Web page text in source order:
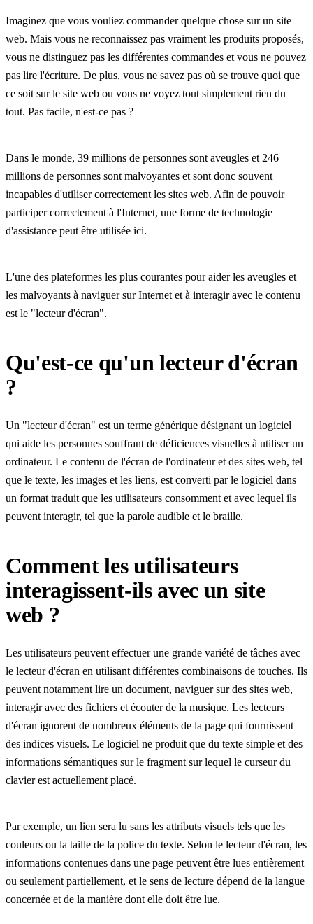
Imaginez que vous vouliez commander quelque chose sur un site
web. Mais vous ne reconnaissez pas vraiment les produits proposés,
vous ne distinguez pas les différentes commandes et vous ne pouvez
pas lire l'écriture. De plus, vous ne savez pas où se trouve quoi que
ce soit sur le site web ou vous ne voyez tout simplement rien du
tout. Pas facile, n'est-ce pas ?
Dans le monde, 39 millions de personnes sont aveugles et 246
millions de personnes sont malvoyantes et sont donc souvent
incapables d'utiliser correctement les sites web. Afin de pouvoir
participer correctement à l'Internet, une forme de technologie
d'assistance peut être utilisée ici.
L'une des plateformes les plus courantes pour aider les aveugles et
les malvoyants à naviguer sur Internet et à interagir avec le contenu
est le "lecteur d'écran".
Qu'est-ce qu'un lecteur d'écran
?
Un "lecteur d'écran" est un terme générique désignant un logiciel
qui aide les personnes souffrant de déficiences visuelles à utiliser un
ordinateur. Le contenu de l'écran de l'ordinateur et des sites web, tel
que le texte, les images et les liens, est converti par le logiciel dans
un format traduit que les utilisateurs consomment et avec lequel ils
peuvent interagir, tel que la parole audible et le braille.
Comment les utilisateurs
interagissent-ils avec un site
web ?
Les utilisateurs peuvent effectuer une grande variété de tâches avec
le lecteur d'écran en utilisant différentes combinaisons de touches. Ils
peuvent notamment lire un document, naviguer sur des sites web,
interagir avec des fichiers et écouter de la musique. Les lecteurs
d'écran ignorent de nombreux éléments de la page qui fournissent
des indices visuels. Le logiciel ne produit que du texte simple et des
informations sémantiques sur le fragment sur lequel le curseur du
clavier est actuellement placé.
Par exemple, un lien sera lu sans les attributs visuels tels que les
couleurs ou la taille de la police du texte. Selon le lecteur d'écran, les
informations contenues dans une page peuvent être lues entièrement
ou seulement partiellement, et le sens de lecture dépend de la langue
concernée et de la manière dont elle doit être lue.